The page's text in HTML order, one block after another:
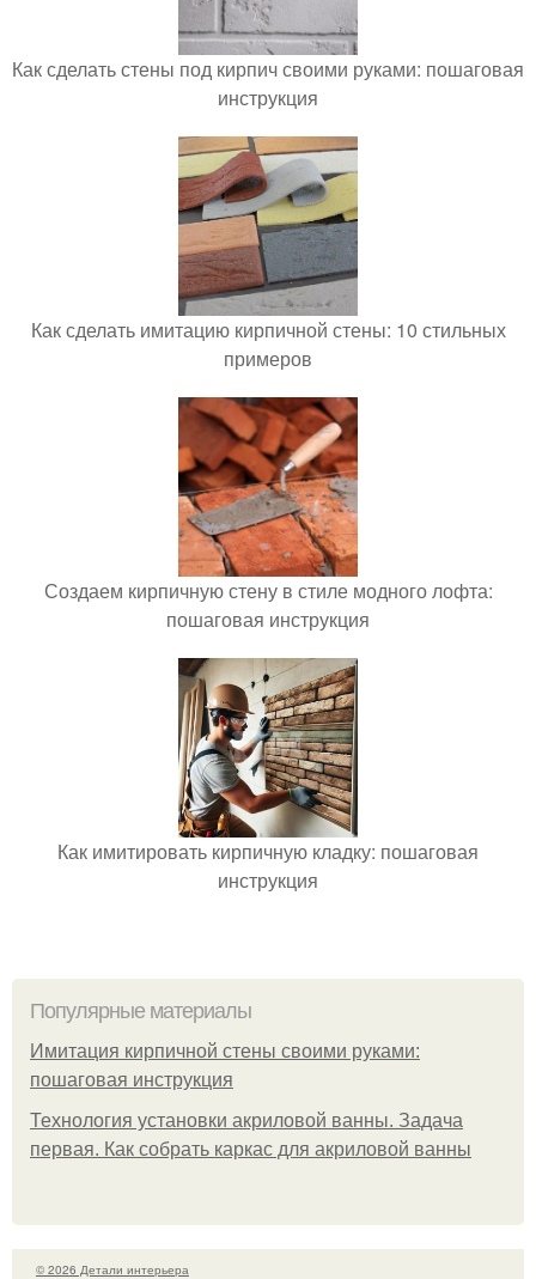
Как сделать стены под кирпич своими руками: пошаговая
инструкция
Как сделать имитацию кирпичной стены: 10 стильных
примеров
Создаем кирпичную стену в стиле модного лофта:
пошаговая инструкция
Как имитировать кирпичную кладку: пошаговая
инструкция
Популярные материалы
Имитация кирпичной стены своими руками:
пошаговая инструкция
Технология установки акриловой ванны. Задача
первая. Как собрать каркас для акриловой ванны
© 2026 Детали интерьера